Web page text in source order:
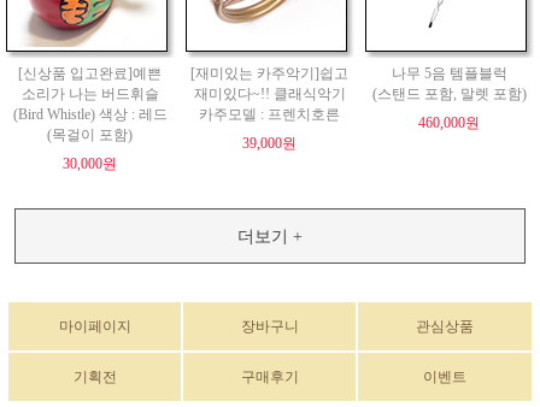
[신상품 입고완료]예쁜
소리가 나는 버드휘슬
(Bird Whistle) 색상 : 레드
(목걸이 포함)
30,000원
[재미있는 카주악기]쉽고
재미있다~!! 클래식악기
카주모델 : 프렌치호른
39,000원
나무 5음 템플블럭
(스탠드 포함, 말렛 포함)
460,000원
더보기 +
마이페이지 장바구니 관심상품
기획전 구매후기 이벤트